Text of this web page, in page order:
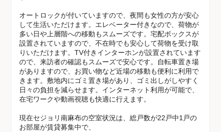
オートロックが付いていますので、夜間も女性の方が安心
して生活いただけます。エレベーター付きなので、荷物が
多い日や上層階への移動もスムーズです。宅配ボックスが
設置されていますので、不在時でも安心して荷物を受け取
りいただけます。TV付きインターホンが設置されています
ので、来訪者の確認もスムーズで安心です。自転車置き場
がありますので、お買い物など近場の移動も便利に利用で
きます。敷地内にゴミ置き場があり、ゴミ出しがしやすく
日々の負担を減らせます。インターネット利用が可能で、
在宅ワークや動画視聴も快適に行えます。
現在セジョリ南麻布の空室状況は、総戸数が22戸中1戸の
お部屋が賃貸募集中で、